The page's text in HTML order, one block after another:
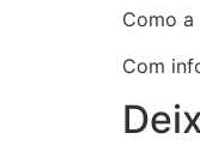
Como
Com